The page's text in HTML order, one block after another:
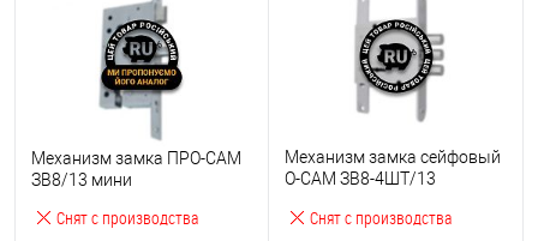
Снят с производства
Механизм замка ПРО-САМ
ЗВ8/13 мини
Снят с производства
Механизм замка сейфовый
О-САМ ЗВ8-4ШТ/13